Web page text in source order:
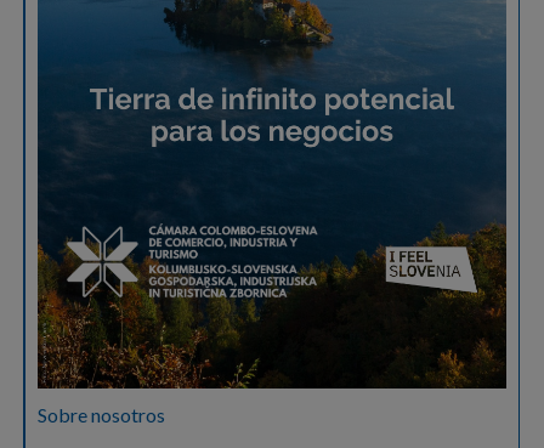
Sobre nosotros